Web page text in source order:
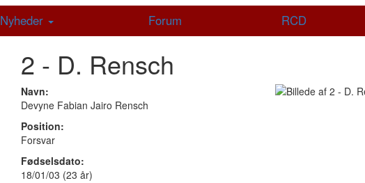
Nyheder Forum RCD
2 - D. Rensch
Navn:
Devyne Fabian Jairo Rensch
Position:
Forsvar
Fødselsdato:
18/01/03 (23 år)